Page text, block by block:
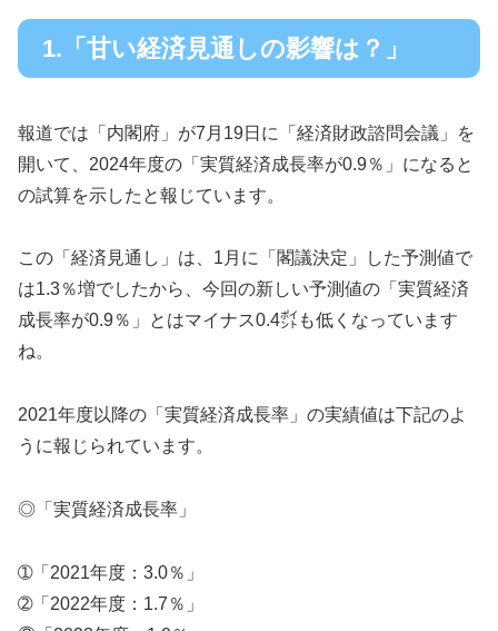
1.「甘い経済見通しの影響は？」
報道では「内閣府」が7月19日に「経済財政諮問会議」を
開いて、2024年度の「実質経済成長率が0.9％」になると
の試算を示したと報じています。
この「経済見通し」は、1月に「閣議決定」した予測値で
は1.3％増でしたから、今回の新しい予測値の「実質経済
成長率が0.9％」とはマイナス0.4㌽も低くなっています
ね。
2021年度以降の「実質経済成長率」の実績値は下記のよ
うに報じられています。
◎「実質経済成長率」
➀「2021年度：3.0％」
➁「2022年度：1.7％」